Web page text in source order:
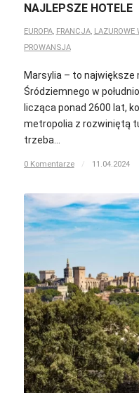
NAJLEPSZE HOTELE
EUROPA, FRANCJA, LAZUROWE
PROWANSJA
Marsylia – to
Śródziemnego w
licząca ponad 2600 lat,
metropolia z rozwiniętą
trzeba…
0 Komentarze / 11.04.2024